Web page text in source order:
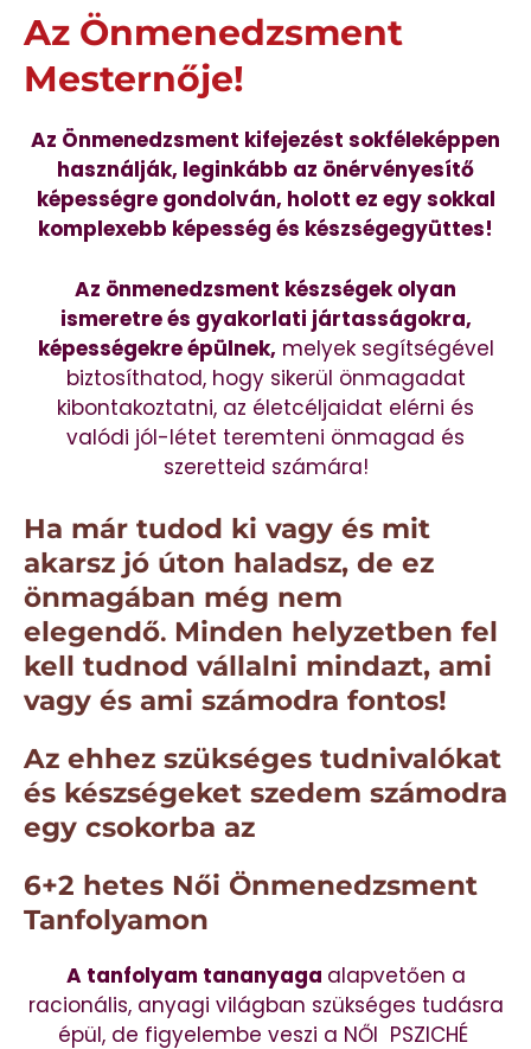
Az Önmenedzsment
Mesternője!
Az Önmenedzsment kifejezést sokféleképpen
használják, leginkább az önérvényesítő
képességre gondolván, holott ez egy sokkal
komplexebb képesség és készségegyüttes!
Az önmenedzsment készségek olyan
ismeretre és gyakorlati jártasságokra,
képességekre épülnek, melyek segítségével
biztosíthatod, hogy sikerül önmagadat
kibontakoztatni, az életcéljaidat elérni és
valódi jól-létet teremteni önmagad és
szeretteid számára!
Ha már tudod ki vagy és mit
akarsz jó úton haladsz, de ez
önmagában még nem
elegendő. Minden helyzetben fel
kell tudnod vállalni mindazt, ami
vagy és ami számodra fontos!
Az ehhez szükséges tudnivalókat
és készségeket szedem számodra
egy csokorba az
6+2 hetes Női Önmenedzsment
Tanfolyamon
A tanfolyam tananyaga alapvetően a
racionális, anyagi világban szükséges tudásra
épül, de figyelembe veszi a NŐI PSZICHÉ